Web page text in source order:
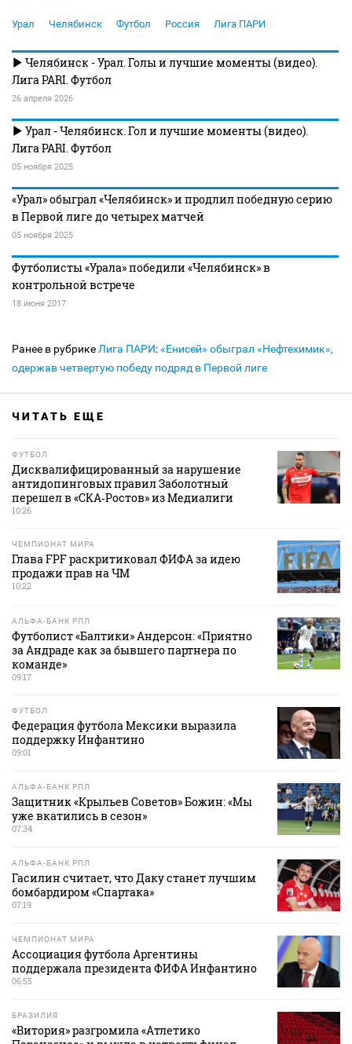
Урал Челябинск Футбол Россия Лига ПАРИ
Челябинск - Урал. Голы и лучшие моменты (видео).
Лига PARI. Футбол
26 апреля 2026
Урал - Челябинск. Гол и лучшие моменты (видео).
Лига PARI. Футбол
05 ноября 2025
«Урал» обыграл «Челябинск» и продлил победную серию
в Первой лиге до четырех матчей
05 ноября 2025
Футболисты «Урала» победили «Челябинск» в
контрольной встрече
18 июня 2017
Ранее в рубрикеЛига ПАРИ:«Енисей» обыграл «Нефтехимик»,
одержав четвертую победу подряд в Первой лиге
ЧИТАТЬ ЕЩЕ
ФУТБОЛ
Дисквалифицированный за нарушение
антидопинговых правил Заболотный
перешел в «СКА‑Ростов» из Медиалиги
10:26
ЧЕМПИОНАТ МИРА
Глава FPF раскритиковал ФИФА за идею
продажи прав на ЧМ
10:22
АЛЬФА-БАНК РПЛ
Футболист «Балтики» Андерсон: «Приятно
за Андраде как за бывшего партнера по
команде»
09:17
ФУТБОЛ
Федерация футбола Мексики выразила
поддержку Инфантино
09:01
АЛЬФА-БАНК РПЛ
Защитник «Крыльев Советов» Божин: «Мы
уже вкатились в сезон»
07:34
АЛЬФА-БАНК РПЛ
Гасилин считает, что Даку станет лучшим
бомбардиром «Спартака»
07:19
ЧЕМПИОНАТ МИРА
Ассоциация футбола Аргентины
поддержала президента ФИФА Инфантино
06:55
БРАЗИЛИЯ
«Витория» разгромила «Атлетико